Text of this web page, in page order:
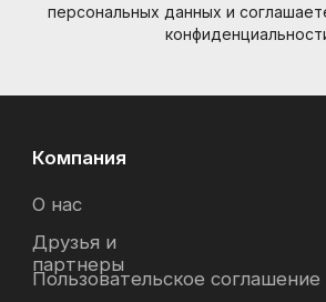
персональных данных и
nevemusicshop@gmail.com
Санкт-Петербург, Большой пр. П.С., 41Б
Контакты
© Интернет-магазин "Необходимые вещи". Г. Санкт-
Петербург. 2021-2026г.